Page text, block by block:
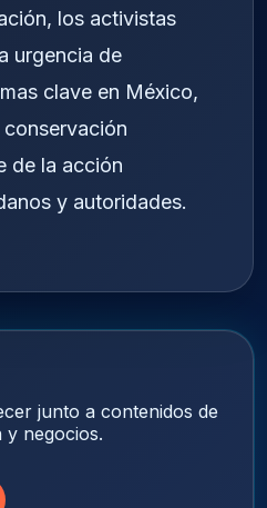
los activistas
urgencia de
clave en México,
de la acción
y autoridades.
junto a contenidos de
negocios.